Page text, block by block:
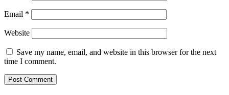
Email *
Website
Save my name, email, and website in this browser for the next
time I comment.